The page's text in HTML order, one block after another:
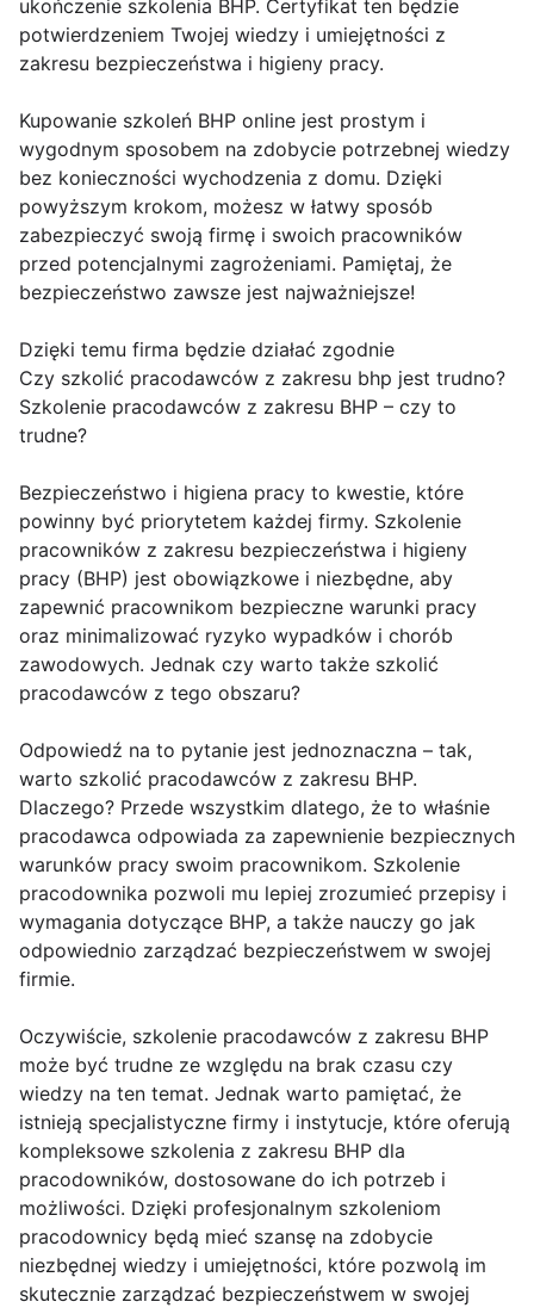
ukończenie szkolenia BHP. Certyfikat ten będzie
potwierdzeniem Twojej wiedzy i umiejętności z
zakresu bezpieczeństwa i higieny pracy.
Kupowanie szkoleń BHP online jest prostym i
wygodnym sposobem na zdobycie potrzebnej wiedzy
bez konieczności wychodzenia z domu. Dzięki
powyższym krokom, możesz w łatwy sposób
zabezpieczyć swoją firmę i swoich pracowników
przed potencjalnymi zagrożeniami. Pamiętaj, że
bezpieczeństwo zawsze jest najważniejsze!
Dzięki temu firma będzie działać zgodnie
Czy szkolić pracodawców z zakresu bhp jest trudno?
Szkolenie pracodawców z zakresu BHP – czy to
trudne?
Bezpieczeństwo i higiena pracy to kwestie, które
powinny być priorytetem każdej firmy. Szkolenie
pracowników z zakresu bezpieczeństwa i higieny
pracy (BHP) jest obowiązkowe i niezbędne, aby
zapewnić pracownikom bezpieczne warunki pracy
oraz minimalizować ryzyko wypadków i chorób
zawodowych. Jednak czy warto także szkolić
pracodawców z tego obszaru?
Odpowiedź na to pytanie jest jednoznaczna – tak,
warto szkolić pracodawców z zakresu BHP.
Dlaczego? Przede wszystkim dlatego, że to właśnie
pracodawca odpowiada za zapewnienie bezpiecznych
warunków pracy swoim pracownikom. Szkolenie
pracodownika pozwoli mu lepiej zrozumieć przepisy i
wymagania dotyczące BHP, a także nauczy go jak
odpowiednio zarządzać bezpieczeństwem w swojej
firmie.
Oczywiście, szkolenie pracodawców z zakresu BHP
może być trudne ze względu na brak czasu czy
wiedzy na ten temat. Jednak warto pamiętać, że
istnieją specjalistyczne firmy i instytucje, które oferują
kompleksowe szkolenia z zakresu BHP dla
pracodowników, dostosowane do ich potrzeb i
możliwości. Dzięki profesjonalnym szkoleniom
pracodownicy będą mieć szansę na zdobycie
niezbędnej wiedzy i umiejętności, które pozwolą im
skutecznie zarządzać bezpieczeństwem w swojej